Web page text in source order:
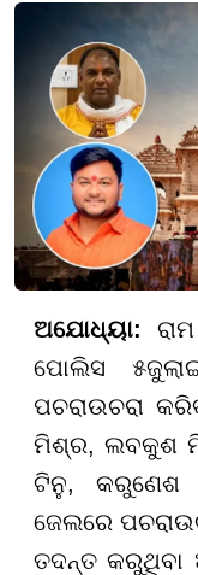
ଅଯୋଧ୍ୟା:
ପୋଲିସ
ପଚରାଉଚରା
ମିଶ୍ର, ଲବକୁଶ
ଟିନୁ, କରୁଣେଶ
ଜେଲରେ
ତଦନ୍ତ